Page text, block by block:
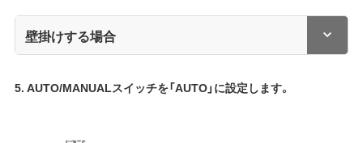
壁掛けする場合
5. AUTO/MANUALスイッチを「AUTO」に設定します。